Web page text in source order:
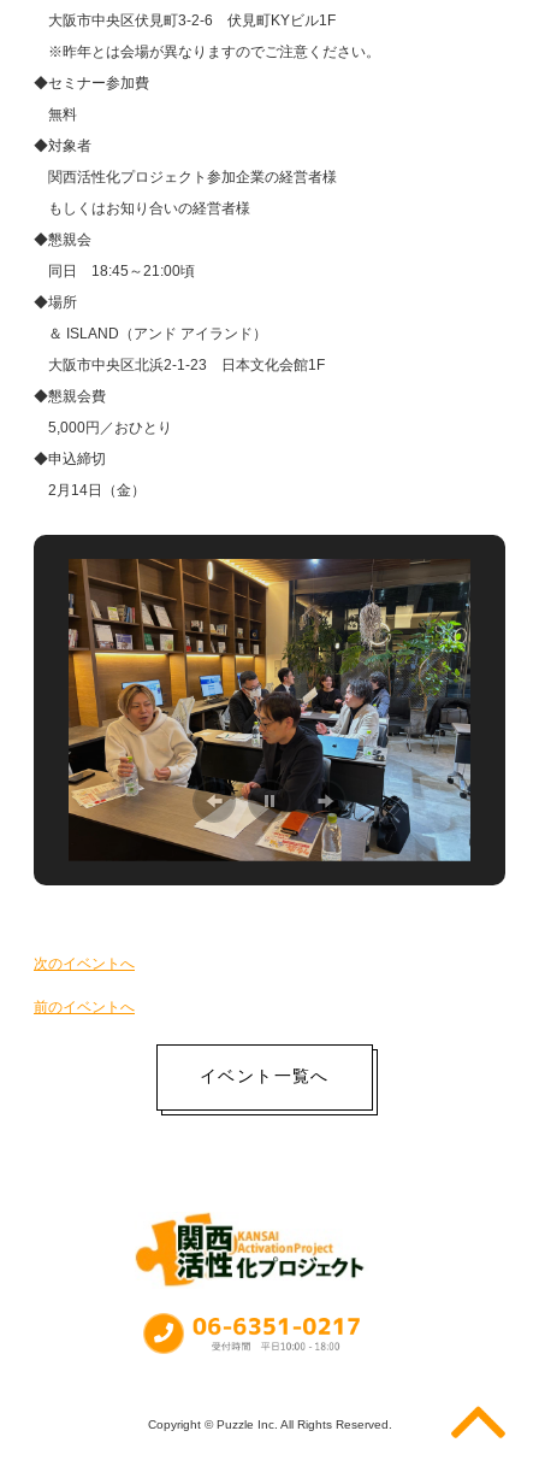
大阪市中央区伏見町3-2-6 伏見町KYビル1F
※昨年とは会場が異なりますのでご注意ください。
◆セミナー参加費
無料
◆対象者
関西活性化プロジェクト参加企業の経営者様
もしくはお知り合いの経営者様
◆懇親会
同日 18:45～21:00頃
◆場所
＆ ISLAND（アンド アイランド）
大阪市中央区北浜2-1-23 日本文化会館1F
◆懇親会費
5,000円／おひとり
◆申込締切
2月14日（金）
イ
次のイベントへ
前のイベントへ
イベント一覧へ
Copyright © Puzzle Inc. All Rights Reserved.